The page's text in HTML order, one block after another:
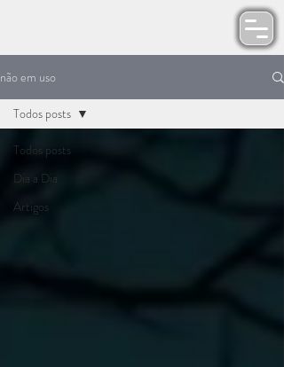
não em uso
Todos posts
Dia a Dia
Artigos
Todos posts